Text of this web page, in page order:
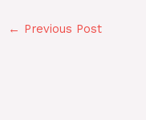
← Previous Post